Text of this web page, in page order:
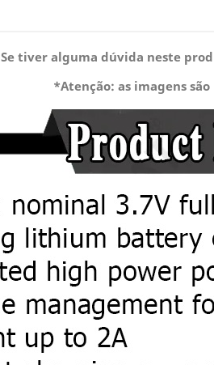
Se tiver alguma dúvida neste
*Atenção: as imagens